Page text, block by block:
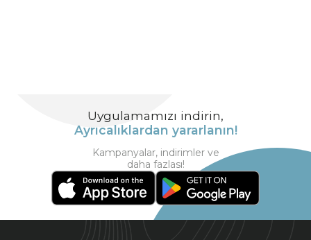
Uygulamamızı indirin,
Ayrıcalıklardan yararlanın!
Kampanyalar, indirimler ve
daha fazlası!